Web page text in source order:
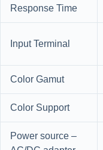
Response Time
Input Terminal
Color Gamut
Color Support
Power source –